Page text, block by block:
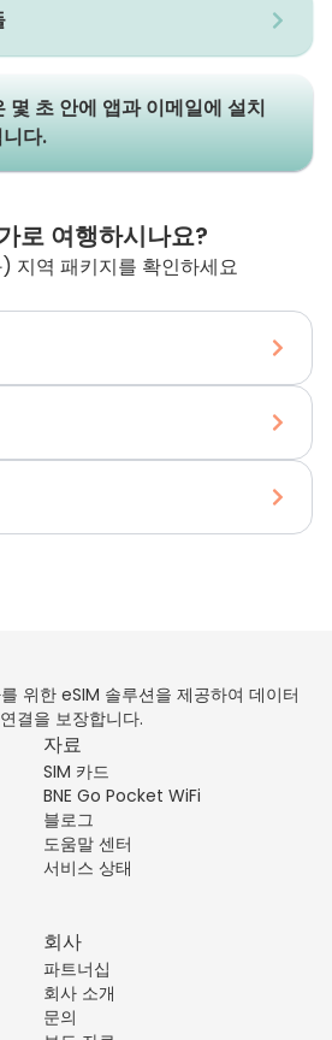
몇 초 안에 앱과 이메일에 설치
다.
로 여행하시나요?
지역 패키지를 확인하세요
위한 eSIM 솔루션을 제공하여 데이터
결을 보장합니다.
자료
SIM 카드
BNE Go Pocket WiFi
블로그
도움말 센터
서비스 상태
회사
파트너십
회사 소개
문의